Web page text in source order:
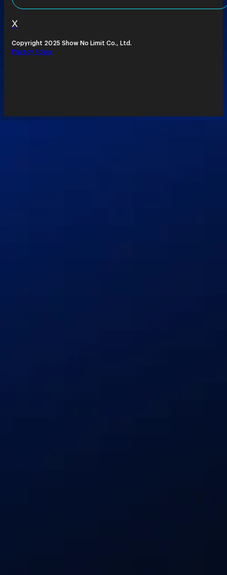
X
Copyright 2025 Show No Limit Co., Ltd.
Privacy Policy